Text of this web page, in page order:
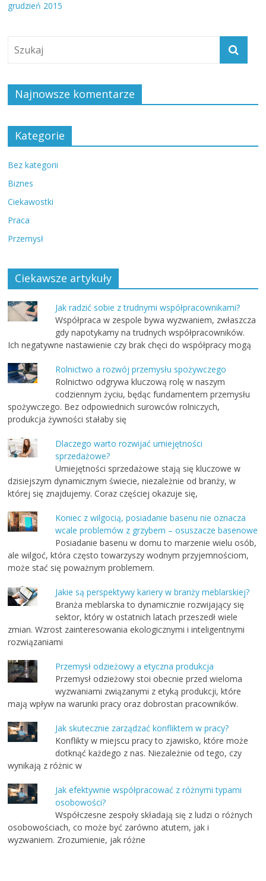
grudzień 2015
Najnowsze komentarze
Kategorie
Bez kategorii
Biznes
Ciekawostki
Praca
Przemysł
Ciekawsze artykuły
Jak radzić sobie z trudnymi współpracownikami?
Współpraca w zespole bywa wyzwaniem, zwłaszcza
gdy napotykamy na trudnych współpracowników.
Ich negatywne nastawienie czy brak chęci do współpracy mogą
Rolnictwo a rozwój przemysłu spożywczego
Rolnictwo odgrywa kluczową rolę w naszym
codziennym życiu, będąc fundamentem przemysłu
spożywczego. Bez odpowiednich surowców rolniczych,
produkcja żywności stałaby się
Dlaczego warto rozwijać umiejętności
sprzedażowe?
Umiejętności sprzedażowe stają się kluczowe w
dzisiejszym dynamicznym świecie, niezależnie od branży, w
której się znajdujemy. Coraz częściej okazuje się,
Koniec z wilgocią, posiadanie basenu nie oznacza
wcale problemów z grzybem – osuszacze basenowe
Posiadanie basenu w domu to marzenie wielu osób,
ale wilgoć, która często towarzyszy wodnym przyjemnościom,
może stać się poważnym problemem.
Jakie są perspektywy kariery w branży meblarskiej?
Branża meblarska to dynamicznie rozwijający się
sektor, który w ostatnich latach przeszedł wiele
zmian. Wzrost zainteresowania ekologicznymi i inteligentnymi
rozwiązaniami
Przemysł odzieżowy a etyczna produkcja
Przemysł odzieżowy stoi obecnie przed wieloma
wyzwaniami związanymi z etyką produkcji, które
mają wpływ na warunki pracy oraz dobrostan pracowników.
Jak skutecznie zarządzać konfliktem w pracy?
Konflikty w miejscu pracy to zjawisko, które może
dotknąć każdego z nas. Niezależnie od tego, czy
wynikają z różnic w
Jak efektywnie współpracować z różnymi typami
osobowości?
Współczesne zespoły składają się z ludzi o różnych
osobowościach, co może być zarówno atutem, jak i
wyzwaniem. Zrozumienie, jak różne